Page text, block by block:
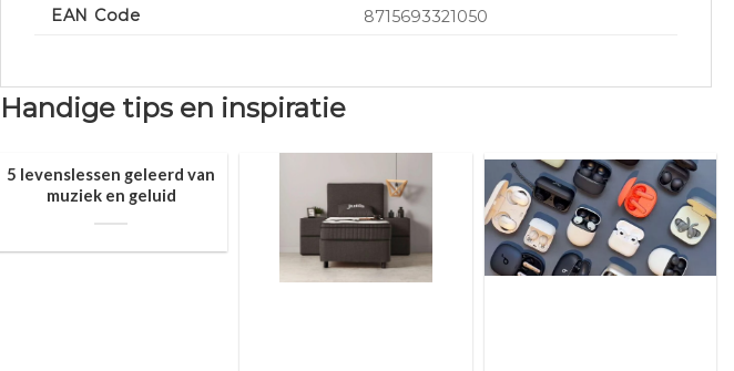
EAN Code
8715693321050
Handige tips en inspiratie
5 levenslessen geleerd van
muziek en geluid